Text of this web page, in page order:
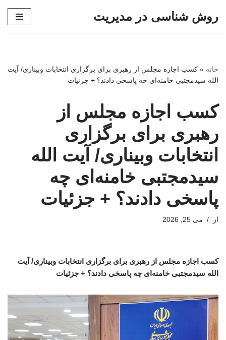
روش شناسی در مدیریت
خانه » کسب اجازه مجلس از رهبری برای برگزاری انتخابات وبیناری/ آیت
الله سیدمجتبی خامنه‌ای چه پاسخی دادند؟ + جزئیات
کسب اجازه مجلس از
رهبری برای برگزاری
انتخابات وبیناری/ آیت الله
سیدمجتبی خامنه‌ای چه
پاسخی دادند؟ + جزئیات
از می 25, 2026
کسب اجازه مجلس از رهبری برای برگزاری انتخابات وبیناری/ آیت
الله سیدمجتبی خامنه‌ای چه پاسخی دادند؟ + جزئیات